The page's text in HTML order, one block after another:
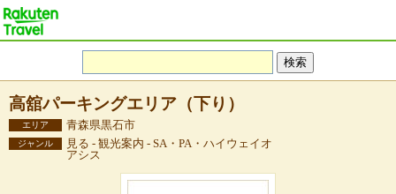
高舘パーキングエリア（下り）
エリア 青森県黒石市
ジャンル
見る - 観光案内 - SA・PA・ハイウェイオ
アシス